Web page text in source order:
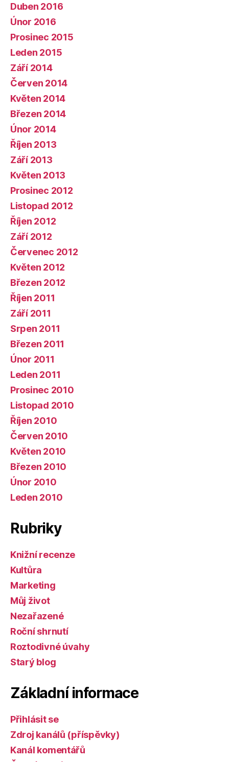
Duben 2016
Únor 2016
Prosinec 2015
Leden 2015
Září 2014
Červen 2014
Květen 2014
Březen 2014
Únor 2014
Říjen 2013
Září 2013
Květen 2013
Prosinec 2012
Listopad 2012
Říjen 2012
Září 2012
Červenec 2012
Květen 2012
Březen 2012
Říjen 2011
Září 2011
Srpen 2011
Březen 2011
Únor 2011
Leden 2011
Prosinec 2010
Listopad 2010
Říjen 2010
Červen 2010
Květen 2010
Březen 2010
Únor 2010
Leden 2010
Rubriky
Knižní recenze
Kultůra
Marketing
Můj život
Nezařazené
Roční shrnutí
Roztodivné úvahy
Starý blog
Základní informace
Přihlásit se
Zdroj kanálů (příspěvky)
Kanál komentářů